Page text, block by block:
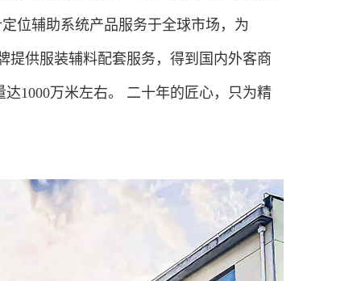
位辅助系统产品服务于全球市场，为
供服装辅料配套服务，得到国内外客商
1000万米左右。 二十年的匠心，只为精